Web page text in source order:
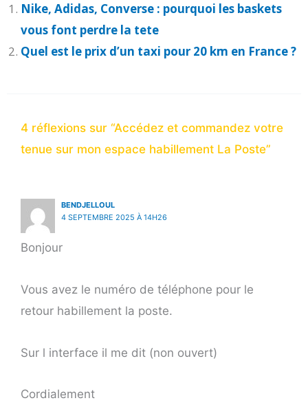
Nike, Adidas, Converse : pourquoi les baskets
vous font perdre la tete
Quel est le prix d’un taxi pour 20 km en France ?
4 réflexions sur “Accédez et commandez votre
tenue sur mon espace habillement La Poste”
BENDJELLOUL
4 SEPTEMBRE 2025 À 14H26
Bonjour
Vous avez le numéro de téléphone pour le
retour habillement la poste.
Sur l interface il me dit (non ouvert)
Cordialement